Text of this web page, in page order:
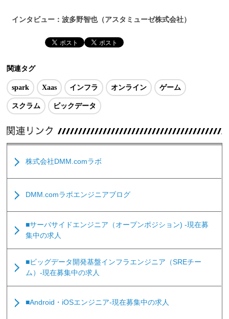
インタビュー：波多野智也（アスタミューゼ株式会社）
関連タグ
spark Xaas インフラ オンライン ゲーム
スクラム ビックデータ
株式会社DMM.comラボ
DMM.comラボエンジニアブログ
■サーバサイドエンジニア（オープンポジション) -現在募
集中の求人
■ビッグデータ開発基盤インフラエンジニア（SREチー
ム）-現在募集中の求人
■Android・iOSエンジニア-現在募集中の求人